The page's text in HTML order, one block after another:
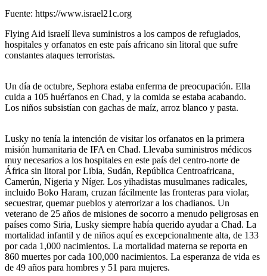
Fuente: https://www.israel21c.org
Flying Aid israelí lleva suministros a los campos de refugiados,
hospitales y orfanatos en este país africano sin litoral que sufre
constantes ataques terroristas.
Un día de octubre, Sephora estaba enferma de preocupación. Ella
cuida a 105 huérfanos en Chad, y la comida se estaba acabando.
Los niños subsistían con gachas de maíz, arroz blanco y pasta.
Lusky no tenía la intención de visitar los orfanatos en la primera
misión humanitaria de IFA en Chad. Llevaba suministros médicos
muy necesarios a los hospitales en este país del centro-norte de
África sin litoral por Libia, Sudán, República Centroafricana,
Camerún, Nigeria y Níger. Los yihadistas musulmanes radicales,
incluido Boko Haram, cruzan fácilmente las fronteras para violar,
secuestrar, quemar pueblos y aterrorizar a los chadianos. Un
veterano de 25 años de misiones de socorro a menudo peligrosas en
países como Siria, Lusky siempre había querido ayudar a Chad. La
mortalidad infantil y de niños aquí es excepcionalmente alta, de 133
por cada 1,000 nacimientos. La mortalidad materna se reporta en
860 muertes por cada 100,000 nacimientos. La esperanza de vida es
de 49 años para hombres y 51 para mujeres.